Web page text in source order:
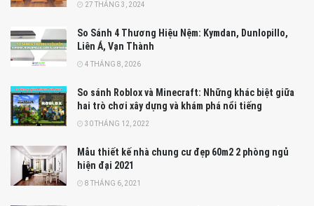
27 THÁNG 3, 2024
So Sánh 4 Thương Hiệu Nệm: Kymdan, Dunlopillo,
Liên Á, Vạn Thành
4 THÁNG 8, 2026
So sánh Roblox và Minecraft: Những khác biệt giữa
hai trò chơi xây dựng và khám phá nổi tiếng
30 THÁNG 12, 2022
Mẫu thiết kế nhà chung cư đẹp 60m2 2 phòng ngủ
hiện đại 2021
8 THÁNG 6, 2021